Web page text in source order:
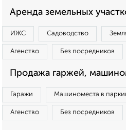
Аренда земельных
ИЖС Садоводство
Агенство Без посредников
Продажа гаржей,
Гаражи Машиноместа в
Агенство Без посредников